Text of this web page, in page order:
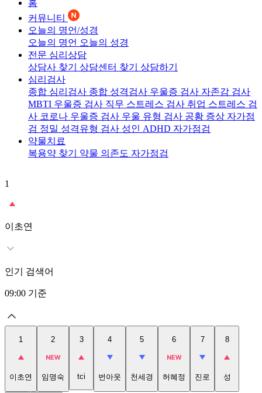
홈
커뮤니티
오늘의 명언/성경
오늘의 명언 오늘의 성경
전문 심리상담
상담사 찾기 상담센터 찾기 상담하기
심리검사
종합 심리검사 종합 성격검사 우울증 검사 자존감 검사
MBTI 우울증 검사 직무 스트레스 검사 취업 스트레스 검
사 코로나 우울증 검사 우울 유형 검사 공황 증상 자가점
검 정밀 성격유형 검사 성인 ADHD 자가점검
약물치료
복용약 찾기 약물 의존도 자가점검
1
이초연
인기 검색어
09:00 기준
1
이초연
2
임명숙
3
tci
4
번아웃
5
천세경
6
허혜정
7
진로
8
성